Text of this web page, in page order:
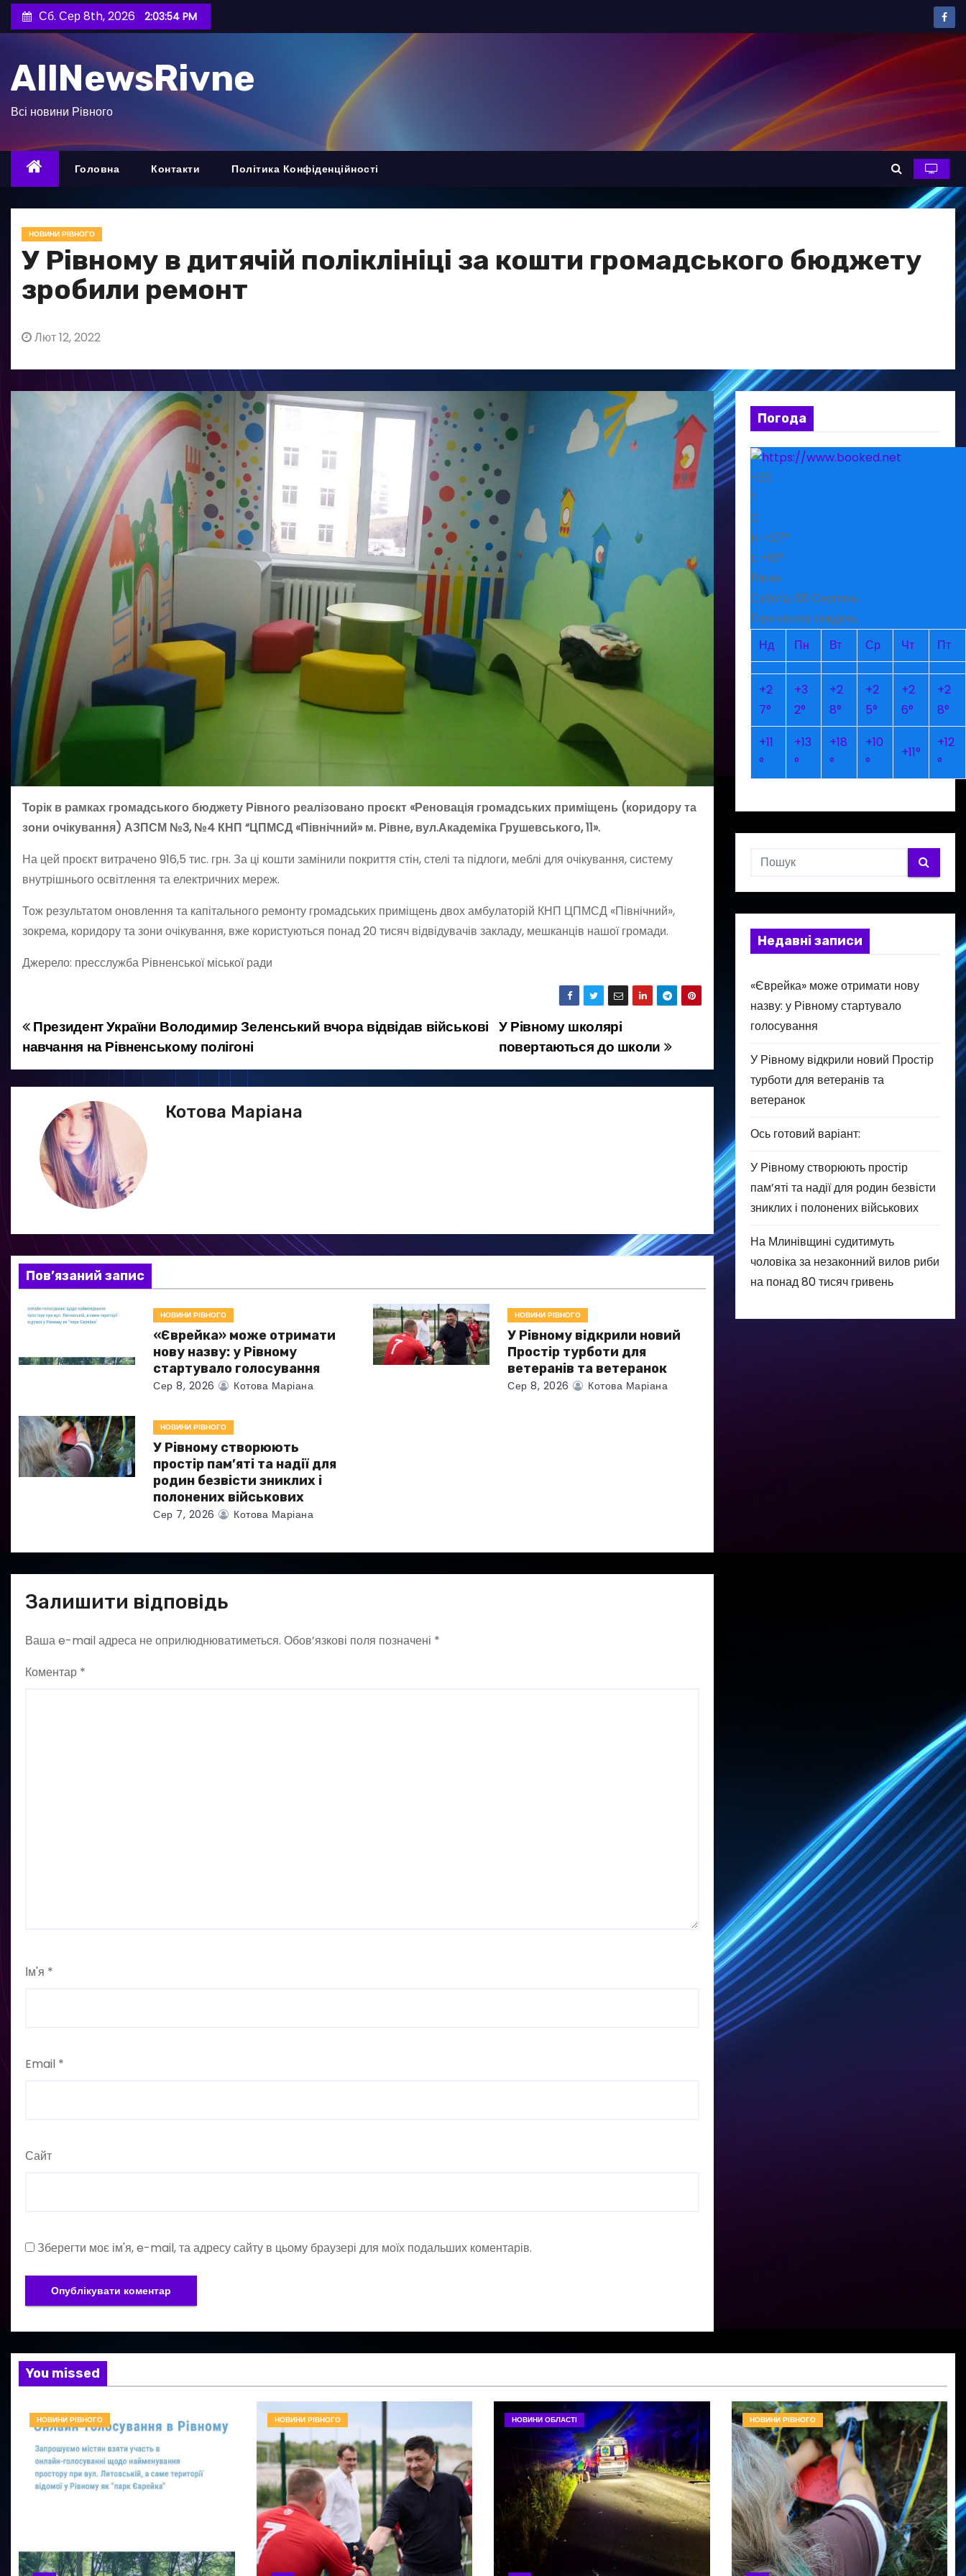
е
д
Сб. Сер 8th, 2026 2:03:56 PM
AllNewsRivne
Всі новини Рівного
Головна Контакти Політика Конфіденційності
НОВИНИ РІВНОГО
У Рівному в дитячій поліклініці за кошти громадського бюджету
зробили ремонт
Лют 12, 2022
Торік в рамках громадського бюджету Рівного реалізовано проєкт «Реновація громадських приміщень (коридору та
зони очікування) АЗПСМ №3, №4 КНП “ЦПМСД «Північний» м. Рівне, вул.Академіка Грушевського, 11».
На цей проєкт витрачено 916,5 тис. грн. За ці кошти замінили покриття стін, стелі та підлоги, меблі для очікування, систему
внутрішнього освітлення та електричних мереж.
Тож результатом оновлення та капітального ремонту громадських приміщень двох амбулаторій КНП ЦПМСД «Північний»,
зокрема, коридору та зони очікування, вже користуються понад 20 тисяч відвідувачів закладу, мешканців нашої громади.
Джерело: пресслужба Рівненської міської ради
Н
а
в
і
я
з
а
п
с
і
в
У Рівному школярі
повертаються до школи
Президент України Володимир Зеленський вчора відвідав військові
навчання на Рівненському полігоні
Котова Маріана
Пов’язаний запис
НОВИНИ РІВНОГО
«Єврейка» може отримати
нову назву: у Рівному
стартувало голосування
Сер 8, 2026 Котова Маріана
НОВИНИ РІВНОГО
У Рівному відкрили новий
Простір турботи для
ветеранів та ветеранок
Сер 8, 2026 Котова Маріана
НОВИНИ РІВНОГО
У Рівному створюють
простір пам’яті та надії для
родин безвісти зниклих і
полонених військових
Сер 7, 2026 Котова Маріана
Залишити відповідь
Ваша e-mail адреса не оприлюднюватиметься. Обов’язкові поля позначені *
Коментар *
Ім'я *
Email *
Сайт
Зберегти моє ім'я, e-mail, та адресу сайту в цьому браузері для моїх подальших коментарів.
Погода
+25
°
C
H: +27°
L: +15°
Рівне
Субота, 08 Серпень
Прогноз на тиждень
Нд
Пн Вт Ср Чт Пт
+2
7°
+3
2°
+2
8°
+2
5°
+2
6°
+2
8°
+11
°
+13
°
+18
°
+10
°
+11°
+12
°
Недавні записи
«Єврейка» може отримати нову
назву: у Рівному стартувало
голосування
У Рівному відкрили новий Простір
турботи для ветеранів та
ветеранок
Ось готовий варіант:
У Рівному створюють простір
пам’яті та надії для родин безвісти
зниклих і полонених військових
На Млинівщині судитимуть
чоловіка за незаконний вилов риби
на понад 80 тисяч гривень
You missed
НОВИНИ РІВНОГО НОВИНИ РІВНОГО НОВИНИ ОБЛАСТІ НОВИНИ РІВНОГО